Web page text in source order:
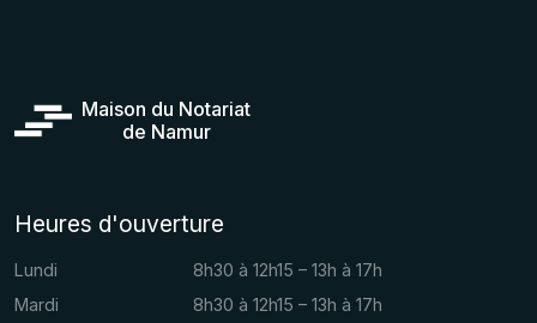
Maison du Notariat
de Namur
Heures d'ouverture
Lundi
8h30 à 12h15 – 13h à 17h
Mardi
8h30 à 12h15 – 13h à 17h